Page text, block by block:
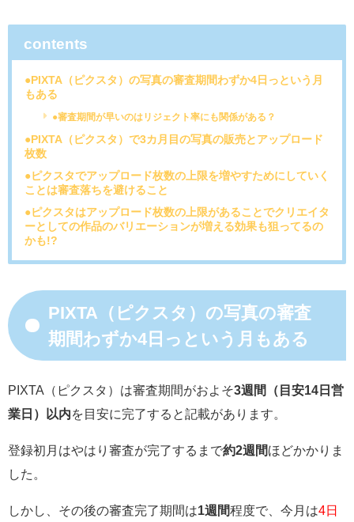
contents
●PIXTA（ピクスタ）の写真の審査期間わずか4日っという月
もある
●審査期間が早いのはリジェクト率にも関係がある？
●PIXTA（ピクスタ）で3カ月目の写真の販売とアップロード
枚数
●ピクスタでアップロード枚数の上限を増やすためにしていく
ことは審査落ちを避けること
●ピクスタはアップロード枚数の上限があることでクリエイタ
ーとしての作品のバリエーションが増える効果も狙ってるの
かも!?
PIXTA（ピクスタ）の写真の審査
期間わずか4日っという月もある
PIXTA（ピクスタ）は審査期間がおよそ3週間（目安14日営
業日）以内を目安に完了すると記載があります。
登録初月はやはり審査が完了するまで約2週間ほどかかりま
した。
しかし、その後の審査完了期間は1週間程度で、今月は4日